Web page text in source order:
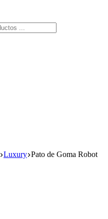
Luxury Pato de Goma Robot